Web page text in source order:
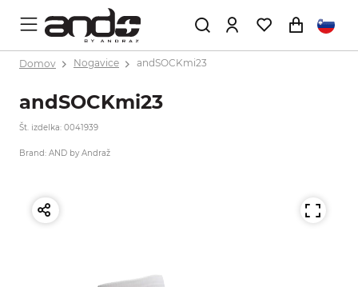
Domov Nogavice andSOCKmi23
andSOCKmi23
Št. izdelka: 0041939
Brand: AND by Andraž